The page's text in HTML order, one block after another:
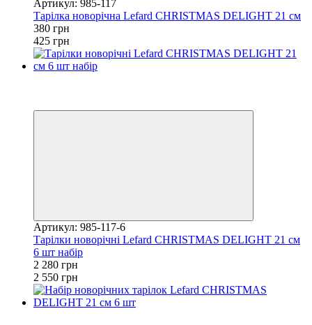
Артикул: 985-117
Тарілка новорічна Lefard CHRISTMAS DELIGHT 21 см
380 грн
425 грн
Артикул: 985-117-6
Тарілки новорічні Lefard CHRISTMAS DELIGHT 21 см
6 шт набір
2 280 грн
2 550 грн